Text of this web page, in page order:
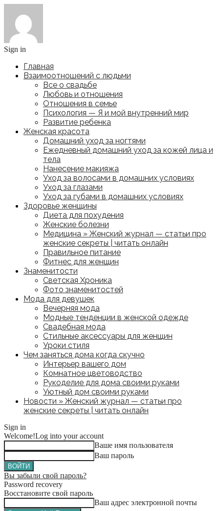
Sign in
Главная
Взаимоотношений с людьми
Все о свадьбе
Любовь и отношения
Отношения в семье
Психология — Я и мой внутренний мир
Развитие ребенка
Женская красота
Домашний уход за ногтями
Ежедневный домашний уход за кожей лица и
тела
Нанесение макияжа
Уход за волосами в домашних условиях
Уход за глазами
Уход за губами в домашних условиях
Здоровье женщины
Диета для похудения
Женские болезни
Медицина » Женский журнал — статьи про
женские секреты | читать онлайн
Правильное питание
Фитнес для женщин
Знаменитости
Светская Хроника
Фото знаменитостей
Мода для девушек
Вечерняя мода
Модные тенденции в женской одежде
Свадебная мода
Стильные аксессуары для женщин
Уроки стиля
Чем заняться дома когда скучно
Интерьер вашего дом
Комнатное цветоводство
Рукоделие для дома своими руками
Уютный дом своими руками
Новости » Женский журнал — статьи про
женские секреты | читать онлайн
Sign in
Welcome!Log into your account
Ваше имя пользователя
Ваш пароль
Вы забыли свой пароль?
Password recovery
Восстановите свой пароль
Ваш адрес электронной почты